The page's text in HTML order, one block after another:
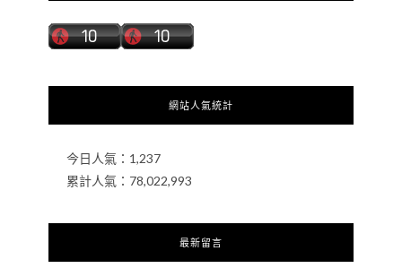
網站人氣統計
今日人氣： 1,237
累計人氣： 78,022,993
最新留言